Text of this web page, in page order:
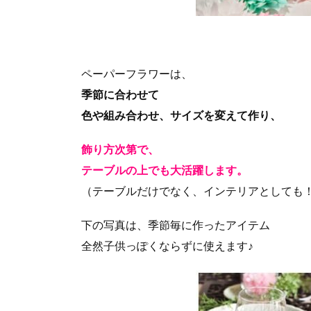
ペーパーフラワーは、
季節に合わせて
色や組み合わせ、サイズを変えて作り、
飾り方次第で、
テーブルの上でも大活躍します。
（テーブルだけでなく、インテリアとしても
下の写真は、季節毎に作ったアイテム
全然子供っぽくならずに使えます♪